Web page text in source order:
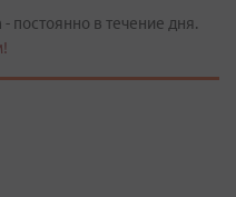
постоянно в течение дня.